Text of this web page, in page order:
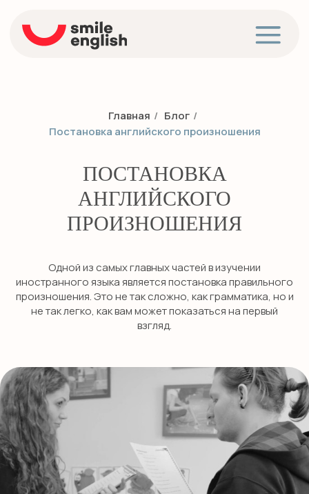
Главная / Блог /
Постановка английского произношения
ПОСТАНОВКА
АНГЛИЙСКОГО
ПРОИЗНОШЕНИЯ
Одной из самых главных частей в изучении
иностранного языка является постановка правильного
произношения. Это не так сложно, как грамматика, но и
не так легко, как вам может показаться на первый
взгляд.